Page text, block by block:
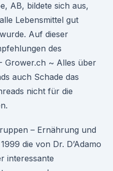
AB, bildete sich aus,
Lebensmittel gut
Auf dieser
des
Grower.ch ~ Alles über
auch Schade das
nicht für die
– Ernährung und
die von Dr. D’Adamo
interessante